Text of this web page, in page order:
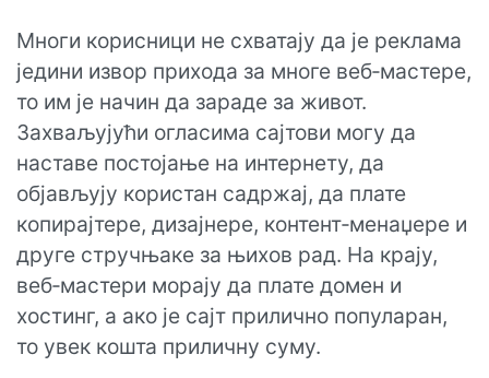
Многи корисници не схватају да је реклама
једини извор прихода за многе веб‑мастере,
то им је начин да зараде за живот.
Захваљујући огласима сајтови могу да
наставе постојање на интернету, да
објављују користан садржај, да плате
копирајтере, дизајнере, контент‑менаџере и
друге стручњаке за њихов рад. На крају,
веб‑мастери морају да плате домен и
хостинг, а ако је сајт прилично популаран,
то увек кошта приличну суму.